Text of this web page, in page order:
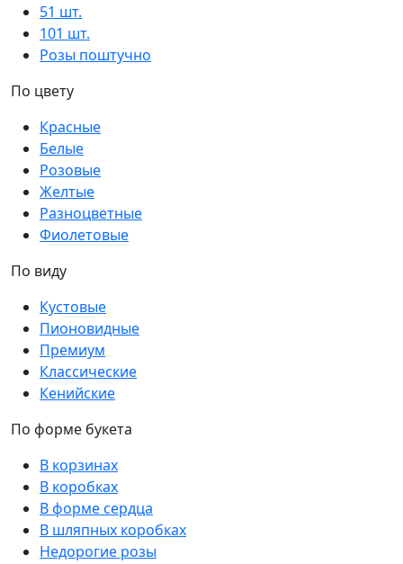
51 шт.
101 шт.
Розы поштучно
По цвету
Красные
Белые
Розовые
Желтые
Разноцветные
Фиолетовые
По виду
Кустовые
Пионовидные
Премиум
Классические
Кенийские
По форме букета
В корзинах
В коробках
В форме сердца
В шляпных коробках
Недорогие розы